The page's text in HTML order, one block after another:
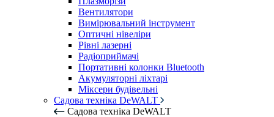
Вентилятори
Вимірювальний інструмент
Оптичні нівеліри
Рівні лазерні
Радіоприймачі
Портативні колонки Bluetooth
Акумуляторні ліхтарі
Міксери будівельні
Садова техніка DeWALT
Садова техніка DeWALT